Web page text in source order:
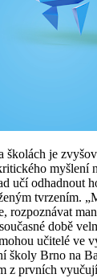
školách je
myšlení
učí odhadnout
tvrzením.
rozpoznávat
době
učitelé ve
školy Brno na
z prvních